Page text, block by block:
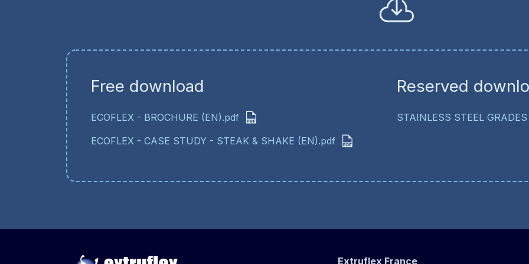
Free download
ECOFLEX - BROCHURE (EN).pdf
ECOFLEX - CASE STUDY - STEAK & SHAKE (EN).pdf
Reserved
STAINLESS STEEL
Extruflex France